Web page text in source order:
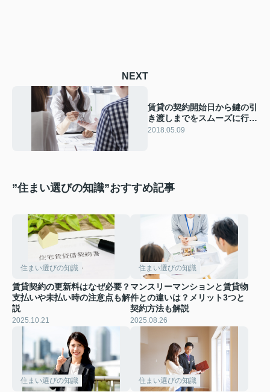
NEXT
賃貸の契約開始日から鍵の引
き渡しまでをスムーズに行う
ために
2018.05.09
”住まい選びの知識”おすすめ記事
住まい選びの知識
賃貸契約の更新料はなぜ必要？
支払いや未払い時の注意点も解
説
2025.10.21
住まい選びの知識
マンスリーマンションと賃貸物
件との違いは？メリット3つと
契約方法も解説
2025.08.26
住まい選びの知識 住まい選びの知識